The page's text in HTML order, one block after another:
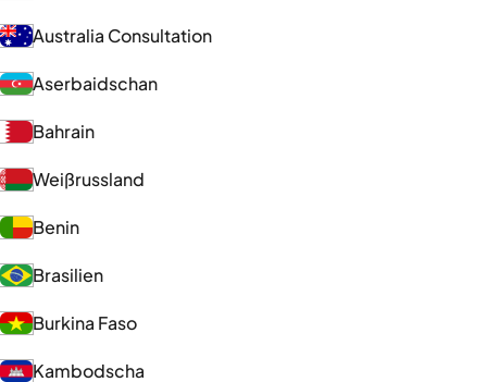
Australia Consultation
Aserbaidschan
Bahrain
Weißrussland
Benin
Brasilien
Burkina Faso
Kambodscha